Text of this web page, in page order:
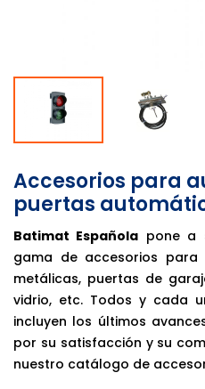
Accesorios para
puertas
Batimat Española pone a
gama de accesorios para
metálicas, puertas de
vidrio, etc. Todos y cada
incluyen los últimos
por su satisfacción y su
nuestro catálogo de